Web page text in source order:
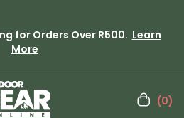
for Orders Over R500. Learn
More
(0)